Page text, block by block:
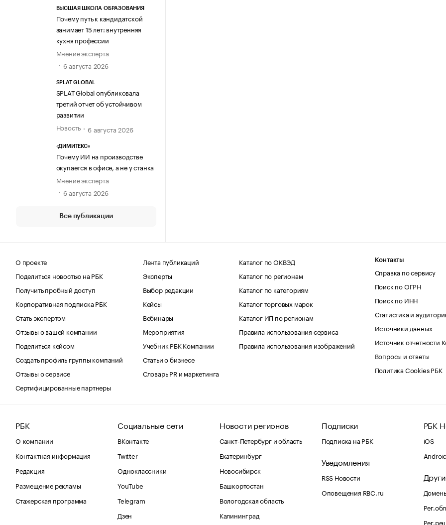
ВЫСШАЯ ШКОЛА ОБРАЗОВАНИЯ
Почему путь к кандидатской
занимает 15 лет: внутренняя
кухня профессии
Мнение эксперта
6 августа 2026
SPLAT GLOBAL
SPLAT Global опубликовала
третий отчет об устойчивом
развитии
Новость
6 августа 2026
«ДИМИТЕКС»
Почему ИИ на производстве
окупается в офисе, а не у станка
Мнение эксперта
6 августа 2026
Все публикации
О проекте
Поделиться новостью на РБК
Получить пробный доступ
Корпоративная подписка РБК
Стать экспертом
Отзывы о вашей компании
Поделиться кейсом
Создать профиль группы компаний
Отзывы о сервисе
Сертифицированные партнеры
Лента публикаций
Эксперты
Выбор редакции
Кейсы
Вебинары
Мероприятия
Учебник РБК Компании
Статьи о бизнесе
Словарь PR и маркетинга
Каталог по ОКВЭД
Каталог по регионам
Каталог по категориям
Каталог торговых марок
Каталог ИП по регионам
Правила использования сервиса
Правила использования изображений
Контакты
Справка по сервису
Поиск по ОГРН
Поиск по ИНН
Статистика и
Источники данных
Источник отчетности
Вопросы и ответы
Политика Cookies РБК
РБК
О компании
Контактная информация
Редакция
Размещение рекламы
Стажерская программа
Социальные сети
ВКонтакте
Twitter
Одноклассники
YouTube
Telegram
Дзен
Новости регионов
Санкт-Петербург и область
Екатеринбург
Новосибирск
Башкортостан
Вологодская область
Калининград
Подписки
Подписка на РБК
Уведомления
RSS Новости
Оповещения RBC.ru
РБК
iOS